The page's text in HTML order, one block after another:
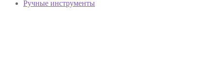
Ручные инструменты